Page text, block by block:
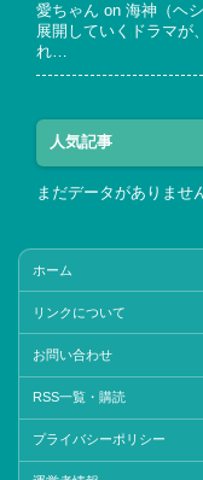
愛ちゃん on 海神（ヘシ
展開していくドラマが
れ…
人気記事
まだデータがありませ
ホーム
リンクについて
お問い合わせ
RSS一覧・購読
プライバシーポリシー